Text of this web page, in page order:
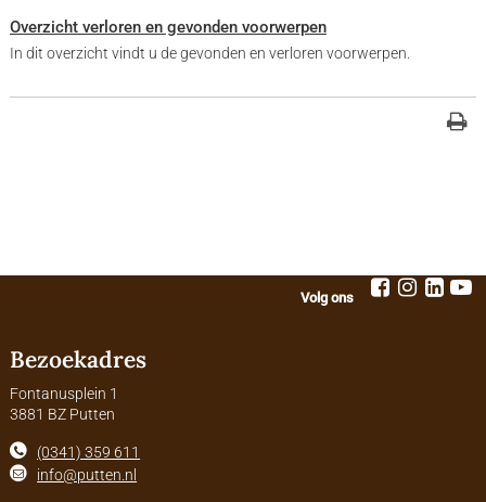
Overzicht verloren en gevonden voorwerpen
In dit overzicht vindt u de gevonden en verloren voorwerpen.
Volg ons
Bezoekadres
Fontanusplein 1
3881 BZ Putten
(0341) 359 611
info@putten.nl